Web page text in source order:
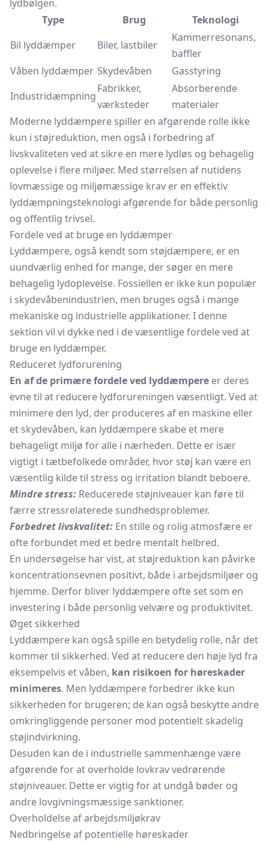
lydbølgen.
Type
Brug
Teknologi
Bil lyddæmper
Biler, lastbiler
Kammerresonans,
baffler
Våben lyddæmper Skydevåben
Gasstyring
Industridæmpning
Fabrikker,
værksteder
Absorberende
materialer
Moderne lyddæmpere spiller en afgørende rolle ikke
kun i støjreduktion, men også i forbedring af
livskvaliteten ved at sikre en mere lydløs og behagelig
oplevelse i flere miljøer. Med størrelsen af nutidens
lovmæssige og miljømæssige krav er en effektiv
lyddæmpningsteknologi afgørende for både personlig
og offentlig trivsel.
Fordele ved at bruge en lyddæmper
Lyddæmpere, også kendt som støjdæmpere, er en
uundværlig enhed for mange, der søger en mere
behagelig lydoplevelse. Fossiellen er ikke kun populær
i skydevåbenindustrien, men bruges også i mange
mekaniske og industrielle applikationer. I denne
sektion vil vi dykke ned i de væsentlige fordele ved at
bruge en lyddæmper.
Reduceret lydforurening
En af de primære fordele ved lyddæmpere er deres
evne til at reducere lydforureningen væsentligt. Ved at
minimere den lyd, der produceres af en maskine eller
et skydevåben, kan lyddæmpere skabe et mere
behageligt miljø for alle i nærheden. Dette er især
vigtigt i tætbefolkede områder, hvor støj kan være en
væsentlig kilde til stress og irritation blandt beboere.
Mindre stress: Reducerede støjniveauer kan føre til
færre stressrelaterede sundhedsproblemer.
Forbedret livskvalitet: En stille og rolig atmosfære er
ofte forbundet med et bedre mentalt helbred.
En undersøgelse har vist, at støjreduktion kan påvirke
koncentrationsevnen positivt, både i arbejdsmiljøer og
hjemme. Derfor bliver lyddæmpere ofte set som en
investering i både personlig velvære og produktivitet.
Øget sikkerhed
Lyddæmpere kan også spille en betydelig rolle, når det
kommer til sikkerhed. Ved at reducere den høje lyd fra
eksempelvis et våben, kan risikoen for høreskader
minimeres. Men lyddæmpere forbedrer ikke kun
sikkerheden for brugeren; de kan også beskytte andre
omkringliggende personer mod potentielt skadelig
støjindvirkning.
Desuden kan de i industrielle sammenhænge være
afgørende for at overholde lovkrav vedrørende
støjniveauer. Dette er vigtig for at undgå bøder og
andre lovgivningsmæssige sanktioner.
Overholdelse af arbejdsmiljøkrav
Nedbringelse af potentielle høreskader